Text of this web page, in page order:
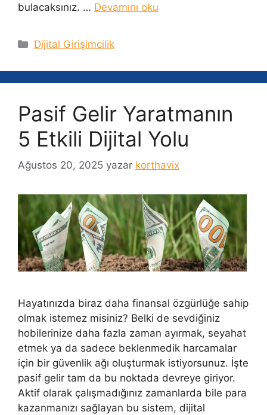
bulacaksınız. … Devamını oku
Kategoriler
Dijital Girişimcilik
Pasif Gelir Yaratmanın
5 Etkili Dijital Yolu
Ağustos 20, 2025 yazar korthavix
Hayatınızda biraz daha finansal özgürlüğe sahip
olmak istemez misiniz? Belki de sevdiğiniz
hobilerinize daha fazla zaman ayırmak, seyahat
etmek ya da sadece beklenmedik harcamalar
için bir güvenlik ağı oluşturmak istiyorsunuz. İşte
pasif gelir tam da bu noktada devreye giriyor.
Aktif olarak çalışmadığınız zamanlarda bile para
kazanmanızı sağlayan bu sistem, dijital